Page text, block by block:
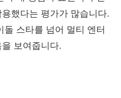
했다는 평가가 많습니다.
스타를 넘어 멀티 엔터
보여줍니다.